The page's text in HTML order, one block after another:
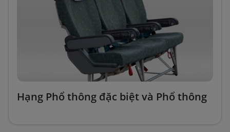
Hạng Phổ thông đặc biệt và Phổ thông